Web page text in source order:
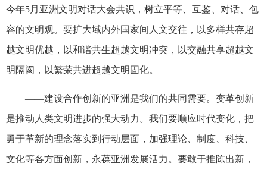
今年5月亚洲文明对话大会共识，树立平等、互鉴、对话、包
容的文明观。要扩大域内外国家间人文交往，以多样共存超
越文明优越，以和谐共生超越文明冲突，以交融共享超越文
明隔阂，以繁荣共进超越文明固化。
——建设合作创新的亚洲是我们的共同需要。变革创新
是推动人类文明进步的强大动力。我们要顺应时代变化，把
勇于革新的理念落实到行动层面，加强理论、制度、科技、
文化等各方面创新，永葆亚洲发展活力。要敢于推陈出新，